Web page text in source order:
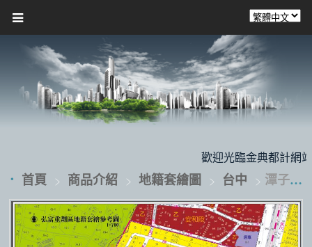
歡迎光臨金典都計網
首頁 商品介紹 地籍套繪圖 台中 潭子弘富重劃區地籍套繪圖